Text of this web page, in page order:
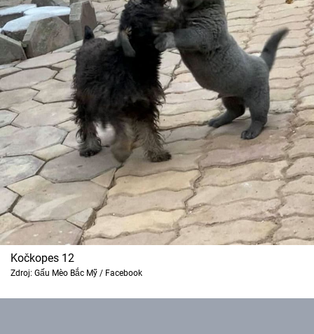
Kočkopes 12
Zdroj: Gấu Mèo Bắc Mỹ / Facebook